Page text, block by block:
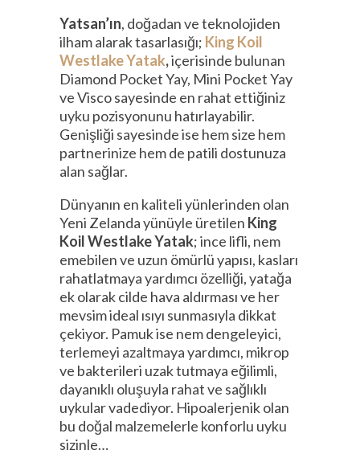
Yatsan’ın, doğadan ve teknolojiden
ilham alarak tasarlasığı; King Koil
Westlake Yatak,içerisinde bulunan
Diamond Pocket Yay, Mini Pocket Yay
ve Visco sayesinde en rahat ettiğiniz
uyku pozisyonunu hatırlayabilir.
Genişliği sayesinde ise hem size hem
partnerinize hem de patili dostunuza
alan sağlar.
Dünyanın en kaliteli yünlerinden olan
Yeni Zelanda yünüyle üretilen King
Koil Westlake Yatak; ince lifli, nem
emebilen ve uzun ömürlü yapısı, kasları
rahatlatmaya yardımcı özelliği, yatağa
ek olarak cilde hava aldırması ve her
mevsim ideal ısıyı sunmasıyla dikkat
çekiyor. Pamuk ise nem dengeleyici,
terlemeyi azaltmaya yardımcı, mikrop
ve bakterileri uzak tutmaya eğilimli,
dayanıklı oluşuyla rahat ve sağlıklı
uykular vadediyor. Hipoalerjenik olan
bu doğal malzemelerle konforlu uyku
sizinle…